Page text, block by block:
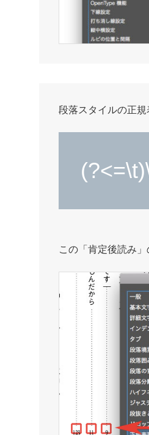
段落スタイルの正規
この「肯定後読み